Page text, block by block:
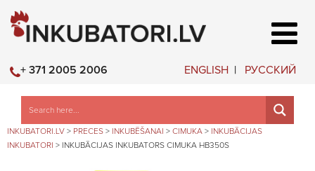
ENGLISH РУССКИЙ
+ 371 2005 2006
INKUBATORI.LV > PRECES > INKUBĒŠANAI > CIMUKA > INKUBĀCIJAS
INKUBATORI > INKUBĀCIJAS INKUBATORS CIMUKA HB350S